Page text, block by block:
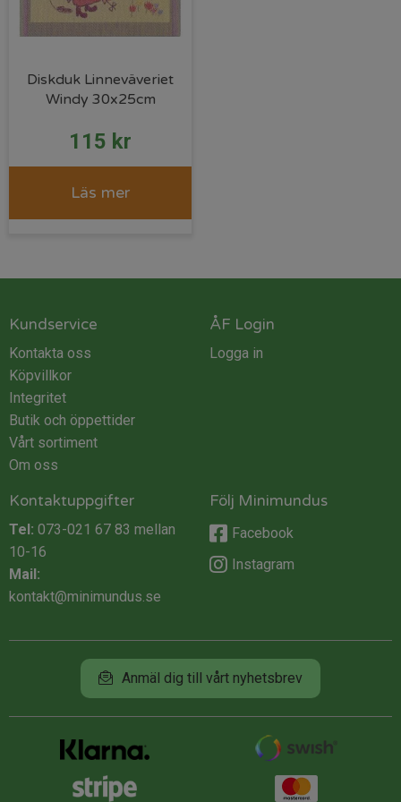
Diskduk Linneväveriet
Windy 30x25cm
115 kr
Läs mer
Kundservice
Kontakta oss
Köpvillkor
Integritet
Butik och öppettider
Vårt sortiment
Om oss
ÅF Login
Logga in
Kontaktuppgifter
Tel: 073-021 67 83 mellan
10-16
Mail:
kontakt@minimundus.se
Följ Minimundus
Facebook
Instagram
Anmäl dig till vårt nyhetsbrev